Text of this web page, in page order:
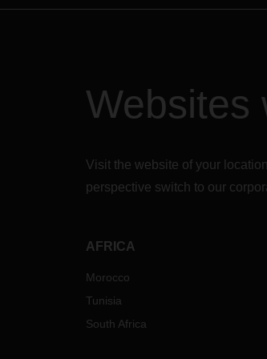
Websites
Visit the website of your
perspective switch to our
AFRICA
Morocco
Tunisia
South Africa